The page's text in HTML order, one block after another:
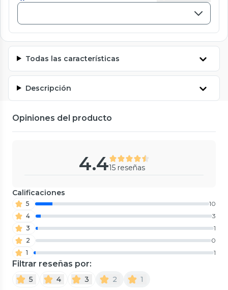
Todas las características
Descripción
Opiniones del producto
4.415 reseñas
Calificaciones
5
10
4
3
3
1
2
0
1
1
Filtrar reseñas por:
5 4 3 2 1